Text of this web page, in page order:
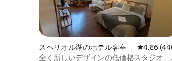
スペリオル湖のホテル客室 レビュー
4.86
全く新しいデザインの低価格スタジオ、